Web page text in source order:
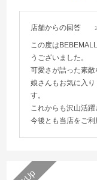
店舗からの回答
この度は
うございました。
可愛さが詰った素
娘さんもお気に入
す。
これからも沢山活
今後とも当店をご利